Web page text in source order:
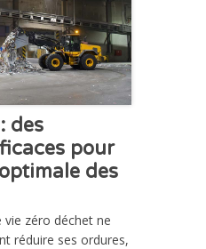
des
pour
des
zéro déchet ne
réduire ses ordures,